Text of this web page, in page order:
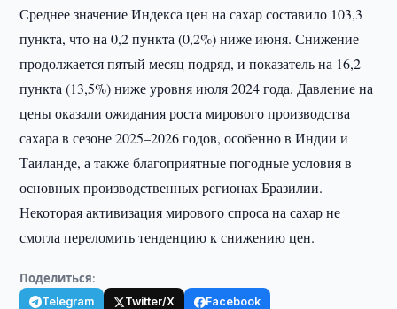
Среднее значение Индекса цен на сахар составило 103,3
пункта, что на 0,2 пункта (0,2%) ниже июня. Снижение
продолжается пятый месяц подряд, и показатель на 16,2
пункта (13,5%) ниже уровня июля 2024 года. Давление на
цены оказали ожидания роста мирового производства
сахара в сезоне 2025–2026 годов, особенно в Индии и
Таиланде, а также благоприятные погодные условия в
основных производственных регионах Бразилии.
Некоторая активизация мирового спроса на сахар не
смогла переломить тенденцию к снижению цен.
Поделиться:
Telegram Twitter/X Facebook